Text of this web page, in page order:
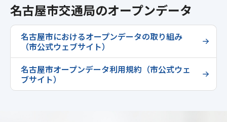
名古屋市交通局のオープンデータ
名古屋市におけるオープンデータの取り組み
（市公式ウェブサイト）
名古屋市オープンデータ利用規約（市公式ウェ
ブサイト）